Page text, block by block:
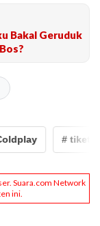
Bakal Geruduk
# tiket